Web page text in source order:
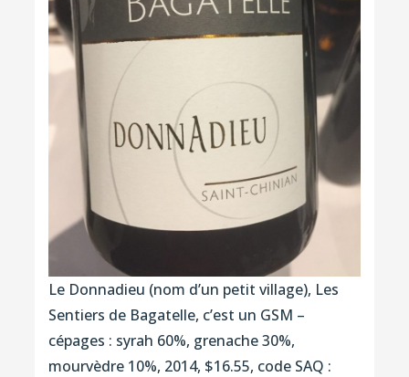
Le Donnadieu (nom d’un petit village), Les
Sentiers de Bagatelle, c’est un GSM –
cépages : syrah 60%, grenache 30%,
mourvèdre 10%, 2014, $16.55, code SAQ :